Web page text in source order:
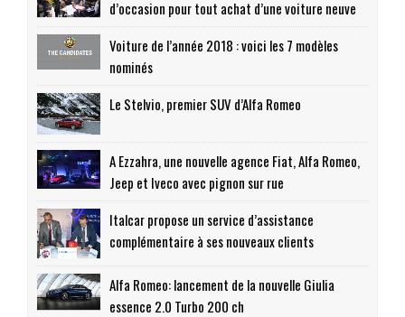
d’occasion pour tout achat d’une voiture neuve
Voiture de l’année 2018 : voici les 7 modèles
nominés
Le Stelvio, premier SUV d’Alfa Romeo
A Ezzahra, une nouvelle agence Fiat, Alfa Romeo,
Jeep et Iveco avec pignon sur rue
Italcar propose un service d’assistance
complémentaire à ses nouveaux clients
Alfa Romeo: lancement de la nouvelle Giulia
essence 2.0 Turbo 200 ch